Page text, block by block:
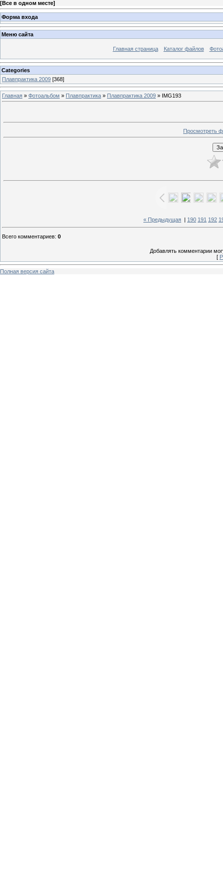
[Все в одном месте]
Форма входа
Меню сайта
Главная страница Каталог файлов
Categories
Плавпрактика 2009 [368]
Главная » Фотоальбом » Плавпрактика » Плавпрактика 2009 » IMG193
Просмотреть
« Предыдущая 190 191 192
Всего комментариев: 0
Добавлять комментарии
[
Полная версия сайта